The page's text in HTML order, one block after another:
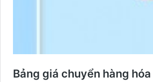
Bảng giá chuyển hàng hóa